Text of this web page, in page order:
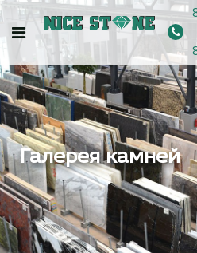
Галерея камней